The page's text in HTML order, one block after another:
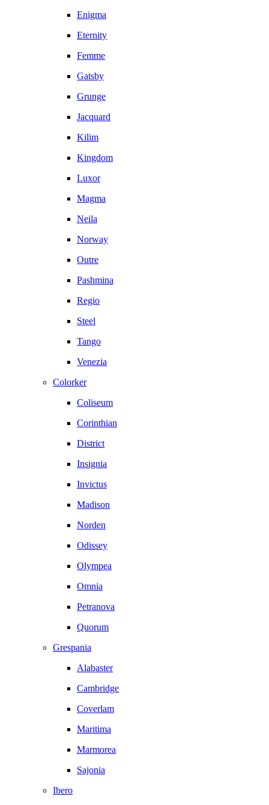
Enigma
Eternity
Femme
Gatsby
Grunge
Jacquard
Kilim
Kingdom
Luxor
Magma
Neila
Norway
Outre
Pashmina
Regio
Steel
Tango
Venezia
Colorker
Coliseum
Corinthian
District
Insignia
Invictus
Madison
Norden
Odissey
Olympea
Omnia
Petranova
Quorum
Grespania
Alabaster
Cambridge
Coverlam
Maritima
Marmorea
Sajonia
Ibero